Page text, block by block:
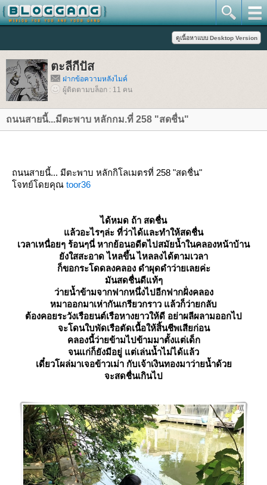
ตะลีกีปัส
ฝากข้อความหลังไมค์
ผู้ติดตามบล็อก : 11 คน
ถนนสายนี้...มีตะพาบ หลักกม.ที่ 258 "สดชื่น"
ถนนสายนี้... มีตะพาบ หลักกิโลเมตรที่ 258 "สดชื่น"
จทย์โดยคุณ toor36
ได้หมด ถ้า สดชื่น
ล้วอะไรๆล่ะ ที่ว่าได้และทำให้สดชื่น
เวลาเหนื่อยๆ ร้อนๆนี่ หากย้อนอดีตไปสมัยน้ำในคลองหน้าบ้าน
ังใสสะอาด ไหลขึ้น ไหลลงได้ตามเวลา
ก็ขอกระโดดลงคลอง ดำผุดดำว่ายเลยค่ะ
มันสดชื่นดีแท้ๆ
ว่ายน้ำข้ามจากฟากหนึ่งไปอีกฟากฝั่งคลอง
หมาออกมาเห่ากันเกรียวกราว แล้วก็ว่ายกลับ
ต้องคอยระวังเรือยนต์เรือหางยาวให้ดี อย่าผลีผลามออกไป
จะโดนใบพัดเรือตัดเนื้อให้สิ้นชีพเสียก่อน
คลองนี้ว่ายข้ามไปข้ามมาตั้งแต่เด็ก
จนแก่ก็ยังมีอยู่ แต่เล่นน้ำไม่ได้แล้ว
เดี๋ยวโผล่มาเจอข้าวเม่า กับเจ้าเงินทองมาว่ายน้ำด้ว
จะสดชื่นเกินไป